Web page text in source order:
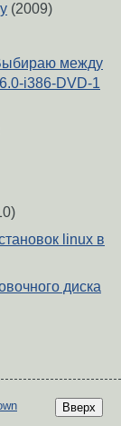
(2009)
между
i386-DVD-1
linux в
диска
Вверх